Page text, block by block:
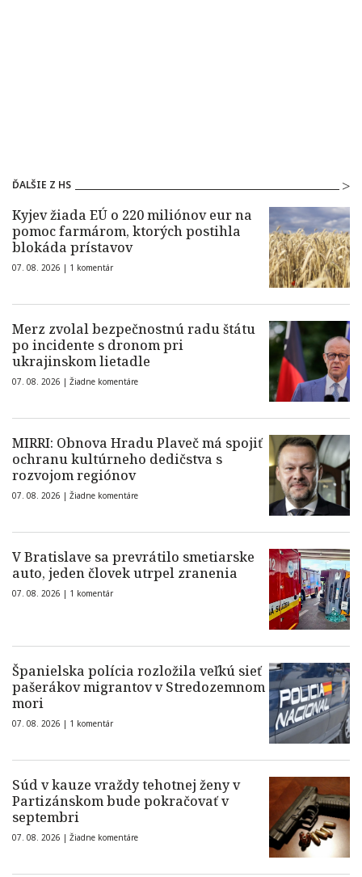
ĎALŠIE Z HS
Kyjev žiada EÚ o 220 miliónov eur na
pomoc farmárom, ktorých postihla
blokáda prístavov
07. 08. 2026 | 1 komentár
Merz zvolal bezpečnostnú radu štátu
po incidente s dronom pri
ukrajinskom lietadle
07. 08. 2026 | Žiadne komentáre
MIRRI: Obnova Hradu Plaveč má spojiť
ochranu kultúrneho dedičstva s
rozvojom regiónov
07. 08. 2026 | Žiadne komentáre
V Bratislave sa prevrátilo smetiarske
auto, jeden človek utrpel zranenia
07. 08. 2026 | 1 komentár
Španielska polícia rozložila veľkú sieť
pašerákov migrantov v Stredozemnom
mori
07. 08. 2026 | 1 komentár
Súd v kauze vraždy tehotnej ženy v
Partizánskom bude pokračovať v
septembri
07. 08. 2026 | Žiadne komentáre